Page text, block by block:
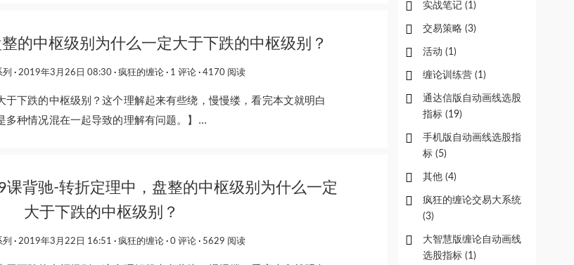
的中枢级别为什么一定大于下跌的中枢级别？
2019年3月26日 08:30 疯狂的缠论 1 评论 4170 阅读
于下跌的中枢级别？这个理解起来有些绕，慢慢缕，看完本文就明白
多种情况混在一起导致的理解有问题。】...
课背驰-转折定理中，盘整的中枢级别为什么一定
大于下跌的中枢级别？
2019年3月22日 16:51 疯狂的缠论 0 评论 5629 阅读
实战笔记(1)
交易策略(3)
活动(1)
缠论训练营(1)
通达信版自动画线选股
指标(19)
手机版自动画线选股指
标(5)
其他(4)
疯狂的缠论交易大系统
(3)
大智慧版缠论自动画线
选股指标(1)